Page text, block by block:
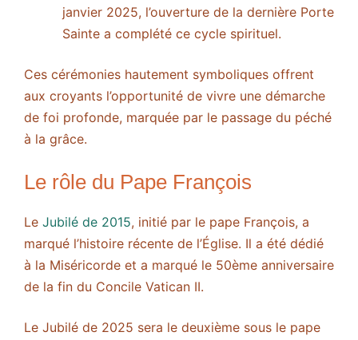
janvier 2025, l’ouverture de la dernière Porte
Sainte a complété ce cycle spirituel.
Ces cérémonies hautement symboliques offrent
aux croyants l’opportunité de vivre une démarche
de foi profonde, marquée par le passage du péché
à la grâce.
Le rôle du Pape François
Le Jubilé de 2015, initié par le pape François, a
marqué l’histoire récente de l’Église. Il a été dédié
à la Miséricorde et a marqué le 50ème anniversaire
de la fin du Concile Vatican II.
Le Jubilé de 2025 sera le deuxième sous le pape